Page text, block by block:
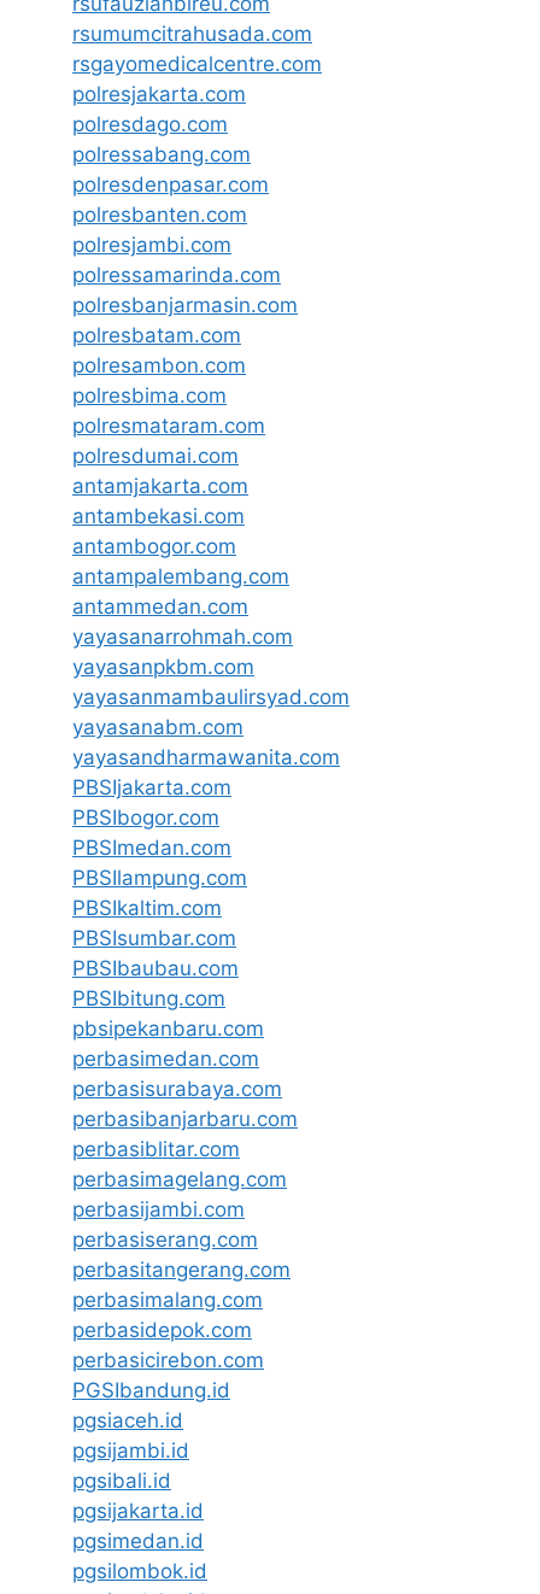
rsumumcitrahusada.com
rsgayomedicalcentre.com
polresjakarta.com
polresdago.com
polressabang.com
polresdenpasar.com
polresbanten.com
polresjambi.com
polressamarinda.com
polresbanjarmasin.com
polresbatam.com
polresambon.com
polresbima.com
polresmataram.com
polresdumai.com
antamjakarta.com
antambekasi.com
antambogor.com
antampalembang.com
antammedan.com
yayasanarrohmah.com
yayasanpkbm.com
yayasanmambaulirsyad.com
yayasanabm.com
yayasandharmawanita.com
PBSIjakarta.com
PBSIbogor.com
PBSImedan.com
PBSIlampung.com
PBSIkaltim.com
PBSIsumbar.com
PBSIbaubau.com
PBSIbitung.com
pbsipekanbaru.com
perbasimedan.com
perbasisurabaya.com
perbasibanjarbaru.com
perbasiblitar.com
perbasimagelang.com
perbasijambi.com
perbasiserang.com
perbasitangerang.com
perbasimalang.com
perbasidepok.com
perbasicirebon.com
PGSIbandung.id
pgsiaceh.id
pgsijambi.id
pgsibali.id
pgsijakarta.id
pgsimedan.id
pgsilombok.id